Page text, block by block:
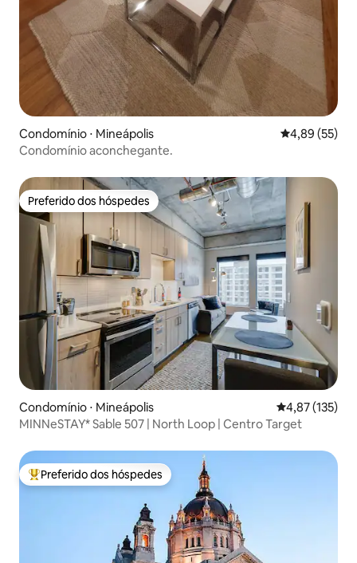
Condomínio ⋅ Mineápolis 4,89 de uma
4,89 (55)
Condomínio aconchegante.
Preferido dos hóspedes
Preferido dos hóspedes
Condomínio ⋅ Mineápolis 4,87 de uma
4,87 (135)
MINNeSTAY* Sable 507 | North Loop | Centro Target
Entre os melhores preferidos dos hóspedes
Preferido dos hóspedes